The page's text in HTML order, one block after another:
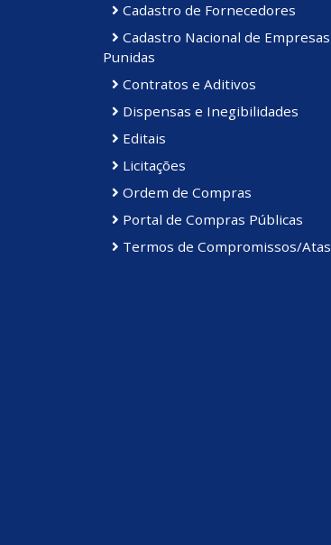
Cadastro de Fornecedores
Cadastro Nacional de Empresas
Punidas
Contratos e Aditivos
Dispensas e Inegibilidades
Editais
Licitações
Ordem de Compras
Portal de Compras Públicas
Termos de Compromissos/Atas